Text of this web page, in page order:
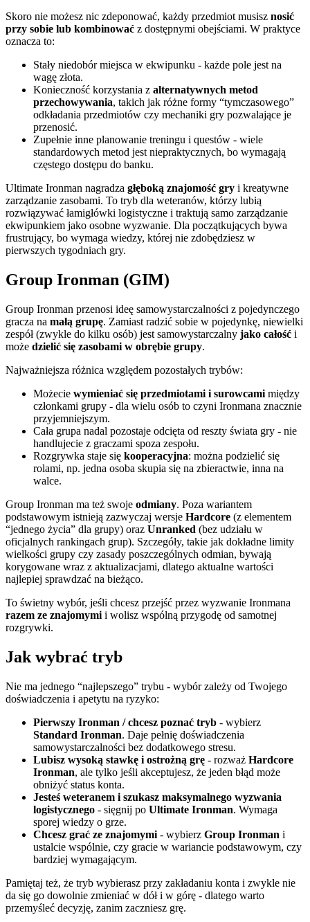
Skoro nie możesz nic zdeponować, każdy przedmiot musisz nosić
przy sobie lub kombinować z dostępnymi obejściami. W praktyce
oznacza to:
Stały niedobór miejsca w ekwipunku - każde pole jest na
wagę złota.
Konieczność korzystania z alternatywnych metod
przechowywania, takich jak różne formy “tymczasowego”
odkładania przedmiotów czy mechaniki gry pozwalające je
przenosić.
Zupełnie inne planowanie treningu i questów - wiele
standardowych metod jest niepraktycznych, bo wymagają
częstego dostępu do banku.
Ultimate Ironman nagradza głęboką znajomość gry i kreatywne
zarządzanie zasobami. To tryb dla weteranów, którzy lubią
rozwiązywać łamigłówki logistyczne i traktują samo zarządzanie
ekwipunkiem jako osobne wyzwanie. Dla początkujących bywa
frustrujący, bo wymaga wiedzy, której nie zdobędziesz w
pierwszych tygodniach gry.
Group Ironman (GIM)
Group Ironman przenosi ideę samowystarczalności z pojedynczego
gracza na małą grupę. Zamiast radzić sobie w pojedynkę, niewielki
zespół (zwykle do kilku osób) jest samowystarczalny jako całość i
może dzielić się zasobami w obrębie grupy.
Najważniejsza różnica względem pozostałych trybów:
Możecie wymieniać się przedmiotami i surowcami między
członkami grupy - dla wielu osób to czyni Ironmana znacznie
przyjemniejszym.
Cała grupa nadal pozostaje odcięta od reszty świata gry - nie
handlujecie z graczami spoza zespołu.
Rozgrywka staje się kooperacyjna: można podzielić się
rolami, np. jedna osoba skupia się na zbieractwie, inna na
walce.
Group Ironman ma też swoje odmiany. Poza wariantem
podstawowym istnieją zazwyczaj wersje Hardcore (z elementem
“jednego życia” dla grupy) oraz Unranked (bez udziału w
oficjalnych rankingach grup). Szczegóły, takie jak dokładne limity
wielkości grupy czy zasady poszczególnych odmian, bywają
korygowane wraz z aktualizacjami, dlatego aktualne wartości
najlepiej sprawdzać na bieżąco.
To świetny wybór, jeśli chcesz przejść przez wyzwanie Ironmana
razem ze znajomymi i wolisz wspólną przygodę od samotnej
rozgrywki.
Jak wybrać tryb
Nie ma jednego “najlepszego” trybu - wybór zależy od Twojego
doświadczenia i apetytu na ryzyko:
Pierwszy Ironman / chcesz poznać tryb - wybierz
Standard Ironman. Daje pełnię doświadczenia
samowystarczalności bez dodatkowego stresu.
Lubisz wysoką stawkę i ostrożną grę - rozważ Hardcore
Ironman, ale tylko jeśli akceptujesz, że jeden błąd może
obniżyć status konta.
Jesteś weteranem i szukasz maksymalnego wyzwania
logistycznego - sięgnij po Ultimate Ironman. Wymaga
sporej wiedzy o grze.
Chcesz grać ze znajomymi - wybierz Group Ironman i
ustalcie wspólnie, czy gracie w wariancie podstawowym, czy
bardziej wymagającym.
Pamiętaj też, że tryb wybierasz przy zakładaniu konta i zwykle nie
da się go dowolnie zmieniać w dół i w górę - dlatego warto
przemyśleć decyzję, zanim zaczniesz grę.